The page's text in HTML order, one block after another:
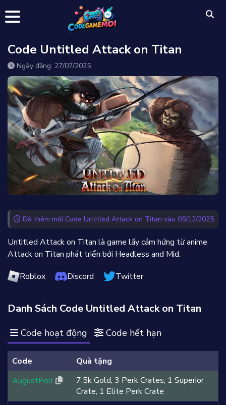
Code Untitled Attack on Titan
Ngày đăng: 27/07/2025
Đã thêm mới Code Untitled Attack on Titan vào 05/12/2025
Untitled Attack on Titan là game lấy cảm hứng từ anime
Attack on Titan phát triển bởi Headless and Mid.
Roblox
Discord Twitter
Danh Sách Code Untitled Attack on Titan
Code hoạt động Code hết hạn
Code
Quà tặng
AugustPoll
7.5k Gold, 3 Perk Crates, 1 Superior
Crate, 1 Elite Perk Crate